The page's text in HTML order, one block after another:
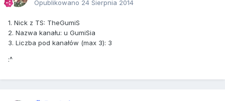
Opublikowano 24 Sierpnia 2014
1. Nick z TS: TheGumiS
2. Nazwa kanału: u GumiSia
3. Liczba pod kanałów (max 3): 3
:^